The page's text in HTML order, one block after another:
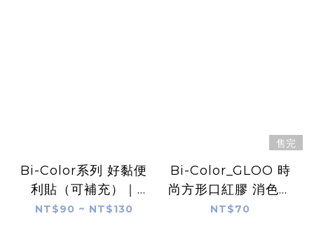
Bi-Color系列 好黏便
利貼（可補充）｜
KOKUYO
NT$90 ~ NT$130
售完
Bi-Color_GLOO 時
尚方形口紅膠 消色型
｜日本 KOKUYO
NT$70